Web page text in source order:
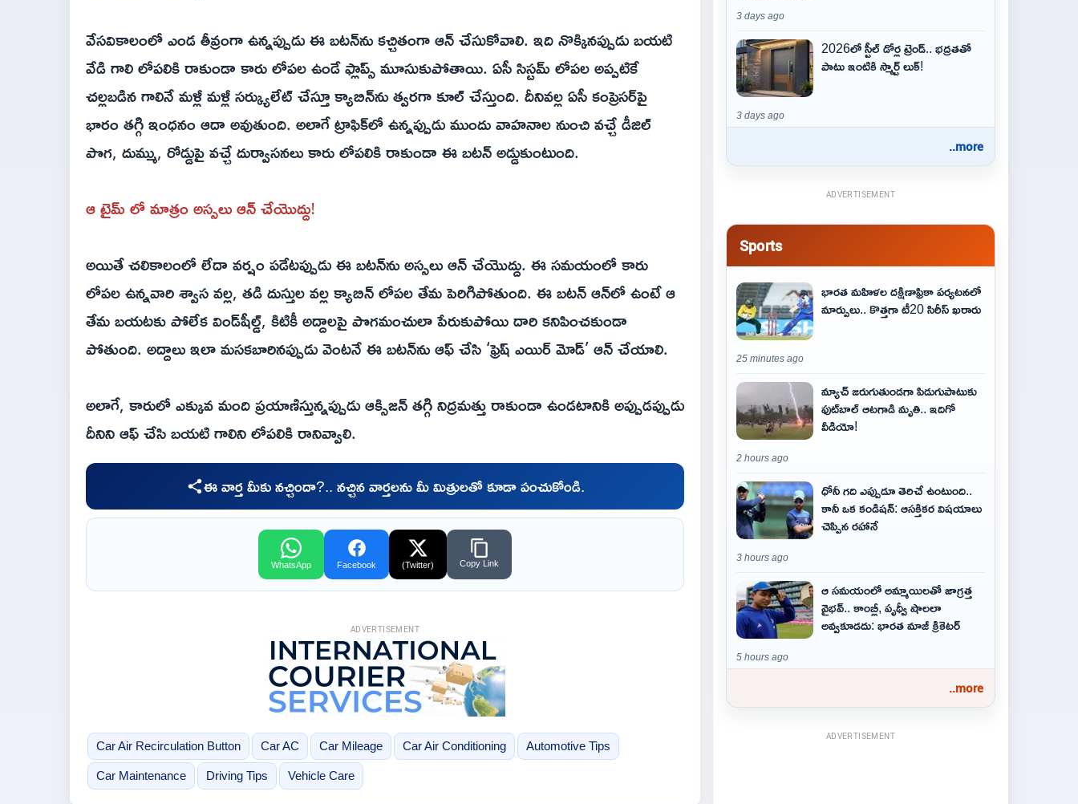
వేసవికాలంలో ఎండ తీవ్రంగా ఉన్నప్పుడు ఈ బటన్‌ను కచ్చితంగా ఆన్ చేసుకోవాలి. ఇది నొక్కినప్పుడు బయటి
వేడి గాలి లోపలికి రాకుండా కారు లోపల ఉండే ఫ్లాప్స్‌ మూసుకుపోతాయి. ఏసీ సిస్టమ్ లోపల అప్పటికే
చల్లబడిన గాలినే మళ్లీ మళ్లీ సర్క్యులేట్ చేస్తూ క్యాబిన్‌ను త్వరగా కూల్ చేస్తుంది. దీనివల్ల ఏసీ కంప్రెసర్‌పై
భారం తగ్గి ఇంధనం ఆదా అవుతుంది. అలాగే ట్రాఫిక్‌లో ఉన్నప్పుడు ముందు వాహనాల నుంచి వచ్చే డీజిల్
పొగ, దుమ్ము, రోడ్డుపై వచ్చే దుర్వాసనలు కారు లోపలికి రాకుండా ఈ బటన్ అడ్డుకుంటుంది.
ఆ టైమ్ లో మాత్రం అస్సలు ఆన్ చేయొద్దు!
అయితే చలికాలంలో లేదా వర్షం పడేటప్పుడు ఈ బటన్‌ను అస్సలు ఆన్ చేయొద్దు. ఈ సమయంలో కారు
లోపల ఉన్నవారి శ్వాస వల్ల, తడి దుస్తుల వల్ల క్యాబిన్ లోపల తేమ పెరిగిపోతుంది. ఈ బటన్ ఆన్‌లో ఉంటే ఆ
తేమ బయటకు పోలేక విండ్‌షీల్డ్, కిటికీ అద్దాలపై పొగమంచులా పేరుకుపోయి దారి కనిపించకుండా
పోతుంది. అద్దాలు ఇలా మసకబారినప్పుడు వెంటనే ఈ బటన్‌ను ఆఫ్ చేసి ‘ఫ్రెష్ ఎయిర్ మోడ్’ ఆన్ చేయాలి.
అలాగే, కారులో ఎక్కువ మంది ప్రయాణిస్తున్నప్పుడు ఆక్సిజన్ తగ్గి నిద్రమత్తు రాకుండా ఉండటానికి అప్పుడప్పుడు
దీనిని ఆఫ్ చేసి బయటి గాలిని లోపలికి రానివ్వాలి.
ఈ వార్త మీకు నచ్చిందా?.. నచ్చిన వార్తలను మీ మిత్రులతో కూడా పంచుకోండి.
WhatsApp Facebook (Twitter) Copy Link
ADVERTISEMENT
Car Air Recirculation Button Car AC Car Mileage Car Air Conditioning Automotive Tips
Car Maintenance Driving Tips Vehicle Care
3 days ago
2026లో స్టీల్ డోర్ల ట్రెండ్.. భద్రతతో
పాటు ఇంటికి స్మార్ట్ లుక్!
3 days ago
..more
ADVERTISEMENT
Sports
భారత మహిళల దక్షిణాఫ్రికా పర్యటనలో
మార్పులు.. కొత్తగా టీ20 సిరీస్ ఖరారు
25 minutes ago
మ్యాచ్ జరుగుతుండగా పిడుగుపాటుకు
ఫుట్‌బాల్ ఆటగాడి మృతి.. ఇదిగో
వీడియో!
2 hours ago
ధోనీ గది ఎప్పుడూ తెరిచే ఉంటుంది..
కానీ ఒక కండిషన్: ఆసక్తికర విషయాలు
చెప్పిన రహానే
3 hours ago
ఆ స‌మ‌యంలో అమ్మాయిల‌తో జాగ్ర‌త్త‌
వైభ‌వ్‌.. కాంబ్లీ, పృథ్వీ షాలలా
అవ్వ‌కూడ‌దు: భార‌త మాజీ క్రికెట‌ర్‌
5 hours ago
..more
ADVERTISEMENT